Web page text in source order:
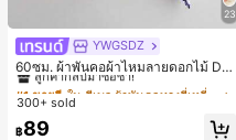
23
YWGSDZ
60ซม. ผ้าพันคอผ้าไหมลายดอกไม้ Dit
sy สีเบจ, เครื่องประดับใหม่สำหรับผู้หญิ
งฤดูใบไม้ผลิ/ฤดูใบไม้ร่วง, ผ้าพันคอผืน
#1 ขายดี
ลูกค้ากลับมาซื้อซ้ำ!
#1 ขายดี
ลูกค้ากลับมาซื้อซ้ำ!
#1 ขายดี
ลูกค้ากลับมาซื้อซ้ำ!
#1 ขายดี
ใน สีเบจ ผ้าพันคอทรงสี่เหลี่ยมและผ้าพันคอสำหรับผู้
300+ sold
฿89